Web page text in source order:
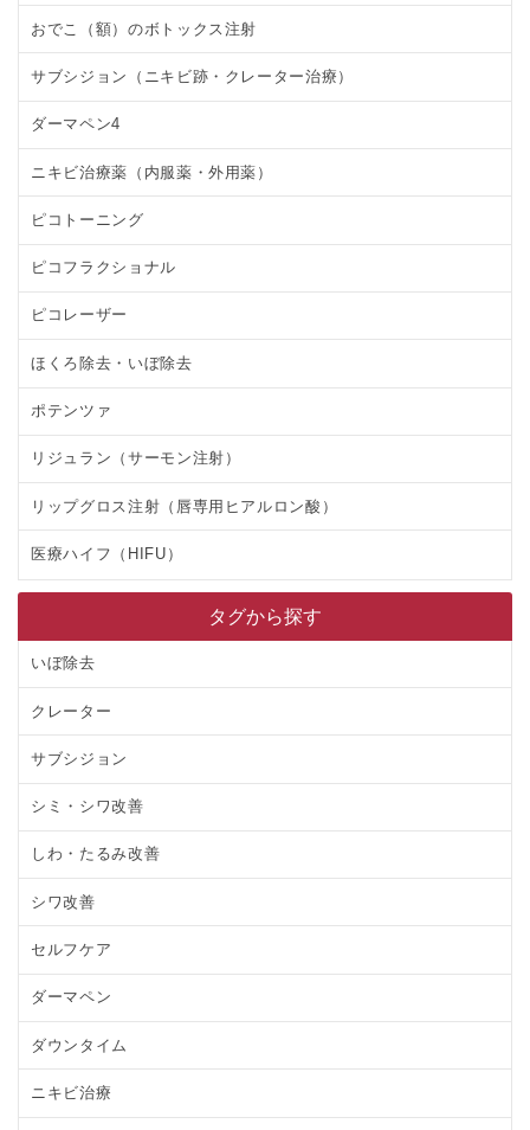
おでこ（額）のボトックス注射
サブシジョン（ニキビ跡・クレーター治療）
ダーマペン4
ニキビ治療薬（内服薬・外用薬）
ピコトーニング
ピコフラクショナル
ピコレーザー
ほくろ除去・いぼ除去
ポテンツァ
リジュラン（サーモン注射）
リップグロス注射（唇専用ヒアルロン酸）
医療ハイフ（HIFU）
タグから探す
いぼ除去
クレーター
サブシジョン
シミ・シワ改善
しわ・たるみ改善
シワ改善
セルフケア
ダーマペン
ダウンタイム
ニキビ治療